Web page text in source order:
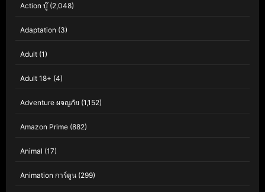
Action บู๊(2,048)
Adaptation (3)
Adult (1)
Adult 18+ (4)
Adventure ผจญภัย (1,152)
Amazon Prime (882)
Animal (17)
Animation การ์ตูน (299)